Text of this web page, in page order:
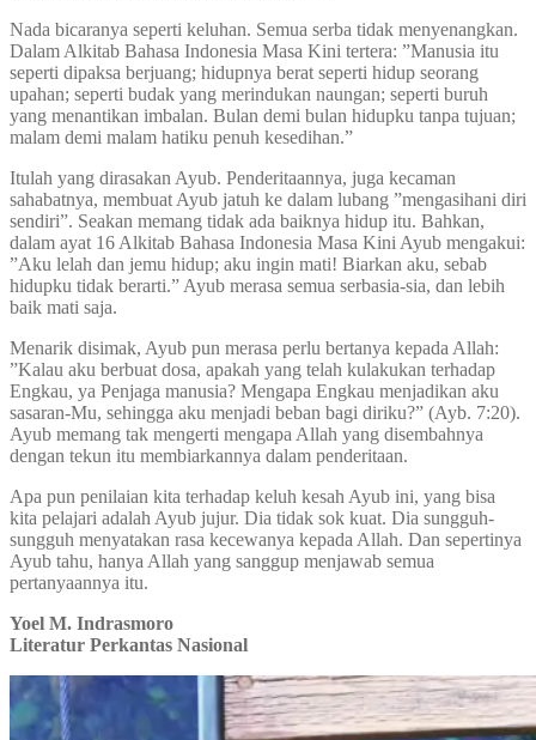
Nada bicaranya seperti keluhan. Semua serba tidak menyenangkan.
Dalam Alkitab Bahasa Indonesia Masa Kini tertera: ”Manusia itu
seperti dipaksa berjuang; hidupnya berat seperti hidup seorang
upahan; seperti budak yang merindukan naungan; seperti buruh
yang menantikan imbalan. Bulan demi bulan hidupku tanpa tujuan;
malam demi malam hatiku penuh kesedihan.”
Itulah yang dirasakan Ayub. Penderitaannya, juga kecaman
sahabatnya, membuat Ayub jatuh ke dalam lubang ”mengasihani diri
sendiri”. Seakan memang tidak ada baiknya hidup itu. Bahkan,
dalam ayat 16 Alkitab Bahasa Indonesia Masa Kini Ayub mengakui:
”Aku lelah dan jemu hidup; aku ingin mati! Biarkan aku, sebab
hidupku tidak berarti.” Ayub merasa semua serbasia-sia, dan lebih
baik mati saja.
Menarik disimak, Ayub pun merasa perlu bertanya kepada Allah:
”Kalau aku berbuat dosa, apakah yang telah kulakukan terhadap
Engkau, ya Penjaga manusia? Mengapa Engkau menjadikan aku
sasaran-Mu, sehingga aku menjadi beban bagi diriku?” (Ayb. 7:20).
Ayub memang tak mengerti mengapa Allah yang disembahnya
dengan tekun itu membiarkannya dalam penderitaan.
Apa pun penilaian kita terhadap keluh kesah Ayub ini, yang bisa
kita pelajari adalah Ayub jujur. Dia tidak sok kuat. Dia sungguh-
sungguh menyatakan rasa kecewanya kepada Allah. Dan sepertinya
Ayub tahu, hanya Allah yang sanggup menjawab semua
pertanyaannya itu.
Yoel M. Indrasmoro
Literatur Perkantas Nasional